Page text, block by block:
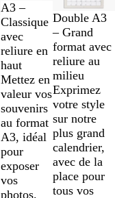
A3 –
Classique
avec
reliure en
haut
Mettez en
valeur vos
souvenirs
au format
A3, idéal
pour
exposer
vos
photos.
Double A3
– Grand
format avec
reliure au
milieu
Exprimez
votre style
sur notre
plus grand
calendrier,
avec de la
place pour
tous vos